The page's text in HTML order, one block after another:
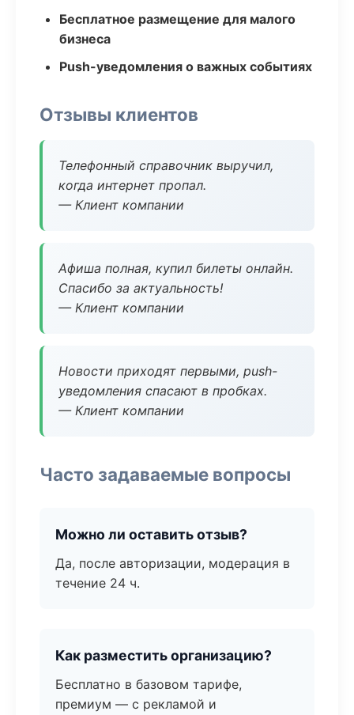
Бесплатное размещение для малого
бизнеса
Push-уведомления о важных событиях
Отзывы клиентов
Телефонный справочник выручил,
когда интернет пропал.
— Клиент компании
Афиша полная, купил билеты онлайн.
Спасибо за актуальность!
— Клиент компании
Новости приходят первыми, push-
уведомления спасают в пробках.
— Клиент компании
Часто задаваемые вопросы
Можно ли оставить отзыв?
Да, после авторизации, модерация в
течение 24 ч.
Как разместить организацию?
Бесплатно в базовом тарифе,
премиум — с рекламой и